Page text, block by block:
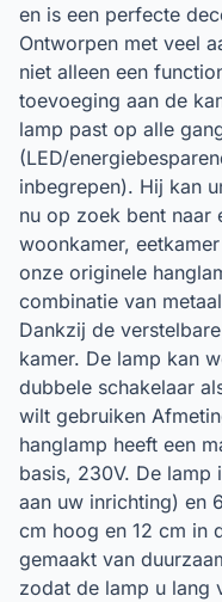
en is een perfecte
Ontworpen met veel
niet alleen een
toevoeging aan de
lamp past op alle
(LED/
inbegrepen). Hij kan
nu op zoek bent naar
woonkamer,
onze originele
combinatie van
Dankzij de
kamer. De lamp kan
dubbele schakelaar
wilt gebruiken
hanglamp heeft een
basis, 230V. De lamp
aan uw inrichting) en
cm hoog en 12 cm in
gemaakt van
zodat de lamp u lang